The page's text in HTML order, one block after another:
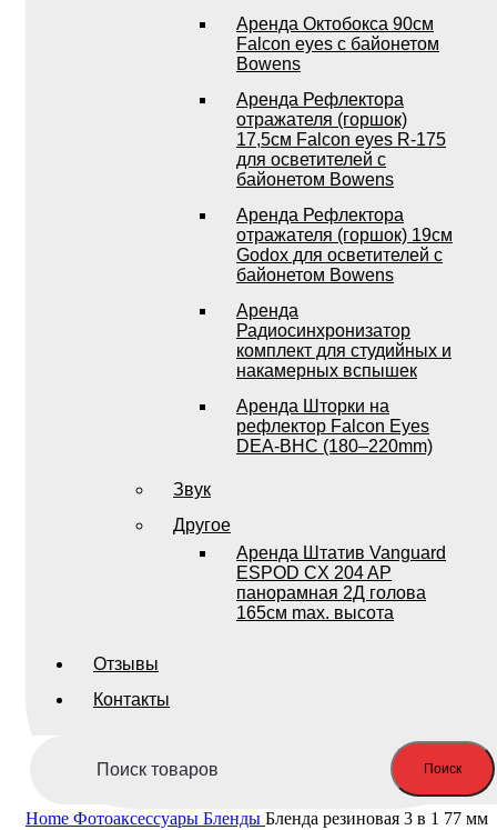
Аренда Октобокса 90см
Falcon eyes с байонетом
Bowens
Аренда Рефлектора
отражателя (горшок)
17,5см Falcon eyes R-175
для осветителей с
байонетом Bowens
Аренда Рефлектора
отражателя (горшок) 19см
Godox для осветителей с
байонетом Bowens
Аренда
Радиосинхронизатор
комплект для студийных и
накамерных вспышек
Аренда Шторки на
рефлектор Falcon Eyes
DEA-BHC (180–220mm)
Звук
Другое
Аренда Штатив Vanguard
ESPOD CX 204 AP
панорамная 2Д голова
165см max. высота
Отзывы
Контакты
Поиск
Home Фотоаксессуары Бленды Бленда резиновая 3 в 1 77 мм